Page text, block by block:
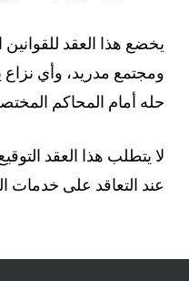
يخضع هذا العقد للقوانين
ومجتمع مدريد، وأي نزاع
حله أمام المحاكم
لا يتطلب هذا العقد
عند التعاقد على خدمات